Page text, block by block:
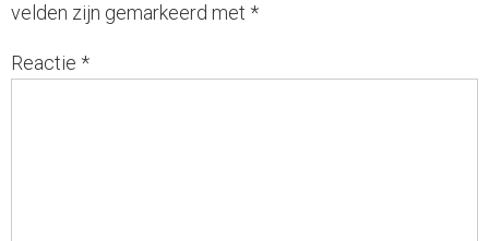
velden zijn gemarkeerd met *
Reactie *